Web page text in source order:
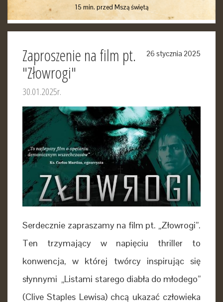
15 min. przed Mszą świętą
26 stycznia 2025
Zaproszenie na film pt.
"Złowrogi"
30.01.2025r.
Serdecznie zapraszamy na film pt. „Złowrogi”.
Ten trzymający w napięciu thriller to
konwencja, w której twórcy inspirując się
słynnymi „Listami starego diabła do młodego”
(Clive Staples Lewisa) chcą ukazać człowieka